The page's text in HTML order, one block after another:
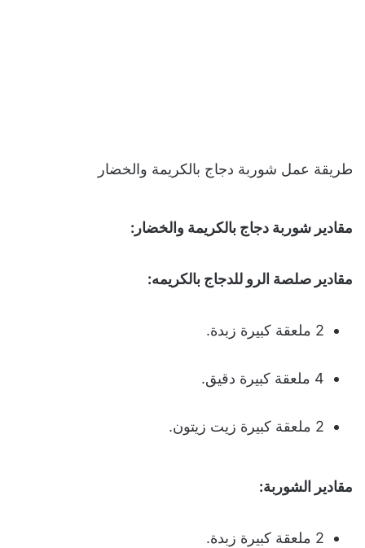
طريقة عمل شوربة دجاج بالكريمة والخضار
مقادير شوربة دجاج بالكريمة والخضار :
مقادير صلصة الرو للدجاج بالكريمه:
2 ملعقة كبيرة زبدة.
4 ملعقة كبيرة دقيق.
2 ملعقة كبيرة زيت زيتون.
مقادير الشوربة:
2 ملعقة كبيرة زبدة.